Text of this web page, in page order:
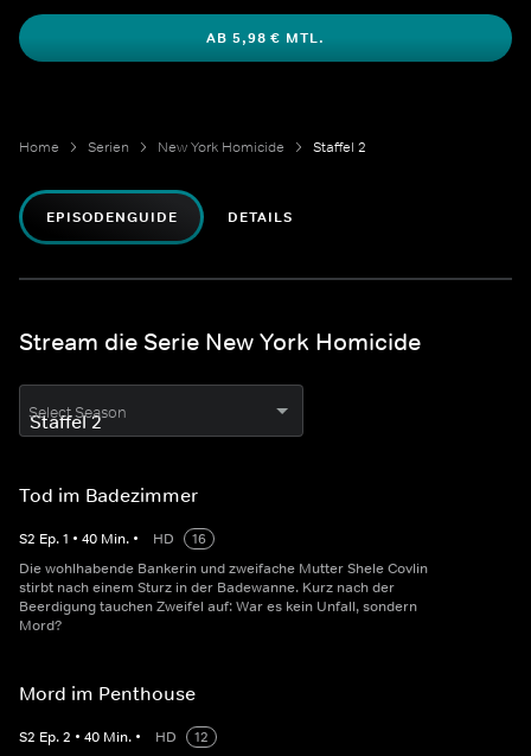
AB 5,98 € MTL.
Home Serien New York Homicide Staffel 2
EPISODENGUIDE DETAILS
Stream die Serie New York Homicide
Select Season
Tod im Badezimmer
S2 Ep.1 • 40 Min. • HD
16
Die wohlhabende Bankerin und zweifache Mutter Shele Covlin
stirbt nach einem Sturz in der Badewanne. Kurz nach der
Beerdigung tauchen Zweifel auf: War es kein Unfall, sondern
Mord?
Mord im Penthouse
S2 Ep.2 • 40 Min. • HD
12